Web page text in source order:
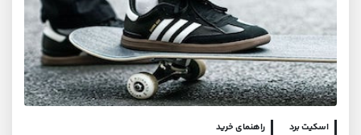
اسکیت برد راهنمای خرید